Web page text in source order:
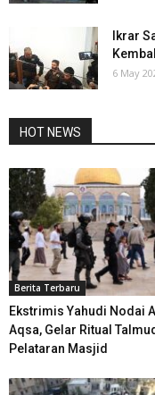
Ikrar
6 May
HOT NEWS
Berita Terbaru
Ekstrimis Yahudi Nodai
Aqsa, Gelar Ritual
Pelataran Masjid